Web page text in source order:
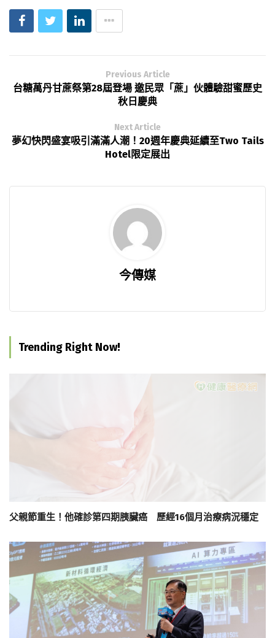
Previous Article
台糖萬丹甘蔗祭第28屆登場 邀民眾「蔗」伙體驗甜蜜歷史
秋日慶典
Next Article
夢幻快閃盛宴吸引滿滿人潮！20週年慶典延續至Two Tails
Hotel限定展出
今傳媒
Trending Right Now!
父親節重生！他確診第四期胰臟癌 歷經16個月治療病況穩定